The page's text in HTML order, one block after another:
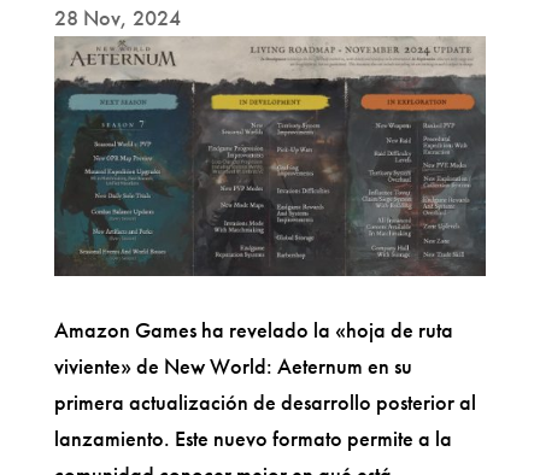
28 Nov, 2024
Amazon Games ha revelado la «hoja de ruta
viviente» de New World: Aeternum en su
primera actualización de desarrollo posterior al
lanzamiento. Este nuevo formato permite a la